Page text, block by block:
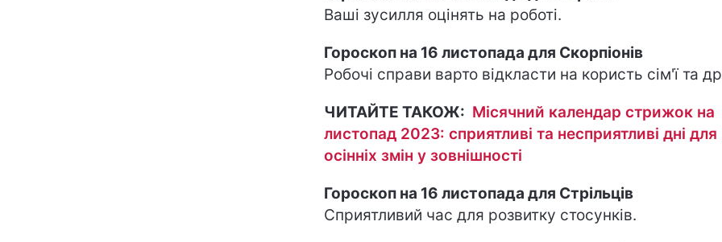
Ваші зусилля оцінять на роботі.
Гороскоп на 16 листопада для Скорпіонів
Робочі справи варто відкласти на користь сім'ї та
ЧИТАЙТЕ ТАКОЖ: Місячний календар стрижок на
листопад 2023: сприятливі та несприятливі дні для
осінніх змін у зовнішності
Гороскоп на 16 листопада для Стрільців
Сприятливий час для розвитку стосунків.